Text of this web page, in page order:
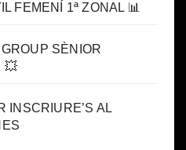
FEMENÍ 1ª ZONAL 📊
SÈNIOR
💥
INSCRIURE’S AL